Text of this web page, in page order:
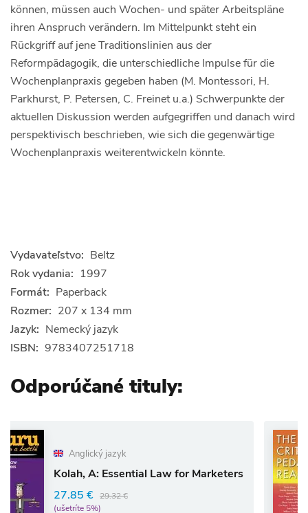
können, müssen auch Wochen- und später Arbeitspläne
ihren Anspruch verändern. Im Mittelpunkt steht ein
Rückgriff auf jene Traditionslinien aus der
Reformpädagogik, die unterschiedliche Impulse für die
Wochenplanpraxis gegeben haben (M. Montessori, H.
Parkhurst, P. Petersen, C. Freinet u.a.) Schwerpunkte der
aktuellen Diskussion werden aufgegriffen und danach wird
perspektivisch beschrieben, wie sich die gegenwärtige
Wochenplanpraxis weiterentwickeln könnte.
Vydavateľstvo: Beltz
Rok vydania: 1997
Formát: Paperback
Rozmer: 207 x 134 mm
Jazyk: Nemecký jazyk
ISBN: 9783407251718
Odporúčané tituly:
jazyk
A: Essential Law for Marketers
29.32 €
42.49 €
(ušetríte